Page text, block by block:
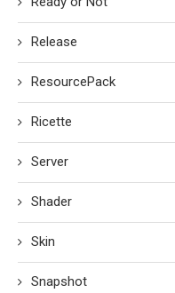
Release
ResourcePack
Ricette
Server
Shader
Skin
Snapshot